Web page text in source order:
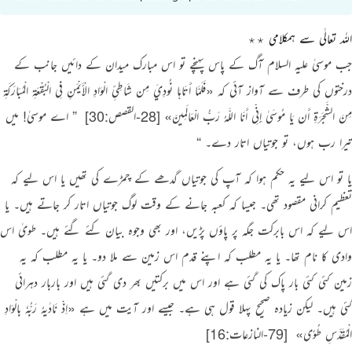
اللہ تعالٰی سے ہمکلامی ٭٭
جب موسیٰ علیہ السلام آگ کے پاس پہنچے تو اس مبارک میدان کے دائیں جانب کے
درختوں کی طرف سے آواز آئی کہ «فَلَمَّا أَتَاهَا نُودِيَ مِن شَاطِئِ الْوَادِ الْأَيْمَنِ فِي الْبُقْعَةِ الْمُبَارَكَةِ
مِنَ الشَّجَرَةِ أَن يَا مُوسَىٰ إِنِّي أَنَا اللَّـهُ رَبُّ الْعَالَمِينَ» [28-القصص:30]
” اے موسیٰ! میں
تیرا رب ہوں، تو جوتیاں اتار دے۔ “
یا تو اس لیے یہ حکم ہوا کہ آپ کی جوتیاں گدھے کے چمڑے کی تھیں یا اس لیے کہ
تعظیم کرانی مقصود تھی۔ جیسا کہ کعبہ جانے کے وقت لوگ جوتیاں اتار کر جاتے ہیں۔ یا
اس لیے کہ اس بابرکت جگہ پر پاؤں پڑیں، اور بھی وجوہ بیان کئے گئے ہیں۔ طویٰ اس
وادی کا نام تھا۔ یا یہ مطلب کہ اپنے قدم اس زمین سے ملا دو۔ یا یہ مطلب کہ یہ
زمین کئی کئی بار پاک کی گئی ہے اور اس میں برکتیں بھر دی گئی ہیں اور باربار دہرائی
گئی ہیں۔ لیکن زیادہ صحیح پہلا قول ہی ہے۔ جیسے اور آیت میں ہے «اِذْ نَادٰىهُ رَبُّهٗ بالْوَادِ
الْمُقَدَّسِ طُوًى» [79-النازعات:16]